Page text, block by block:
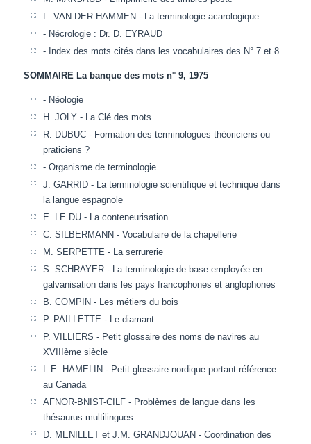
L. VAN DER HAMMEN - La terminologie acarologique
- Nécrologie : Dr. D. EYRAUD
- Index des mots cités dans les vocabulaires des N° 7 et 8
SOMMAIRE La banque des mots n° 9, 1975
- Néologie
H. JOLY - La Clé des mots
R. DUBUC - Formation des terminologues théoriciens ou
praticiens ?
- Organisme de terminologie
J. GARRID - La terminologie scientifique et technique dans
la langue espagnole
E. LE DU - La conteneurisation
C. SILBERMANN - Vocabulaire de la chapellerie
M. SERPETTE - La serrurerie
S. SCHRAYER - La terminologie de base employée en
galvanisation dans les pays francophones et anglophones
B. COMPIN - Les métiers du bois
P. PAILLETTE - Le diamant
P. VILLIERS - Petit glossaire des noms de navires au
XVIIIème siècle
L.E. HAMELIN - Petit glossaire nordique portant référence
au Canada
AFNOR-BNIST-CILF - Problèmes de langue dans les
thésaurus multilingues
D. MENILLET et J.M. GRANDJOUAN - Coordination des